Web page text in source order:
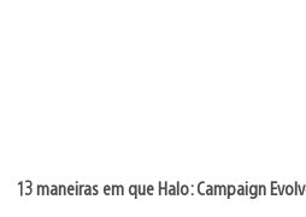
13 maneiras em que Halo: Campaign